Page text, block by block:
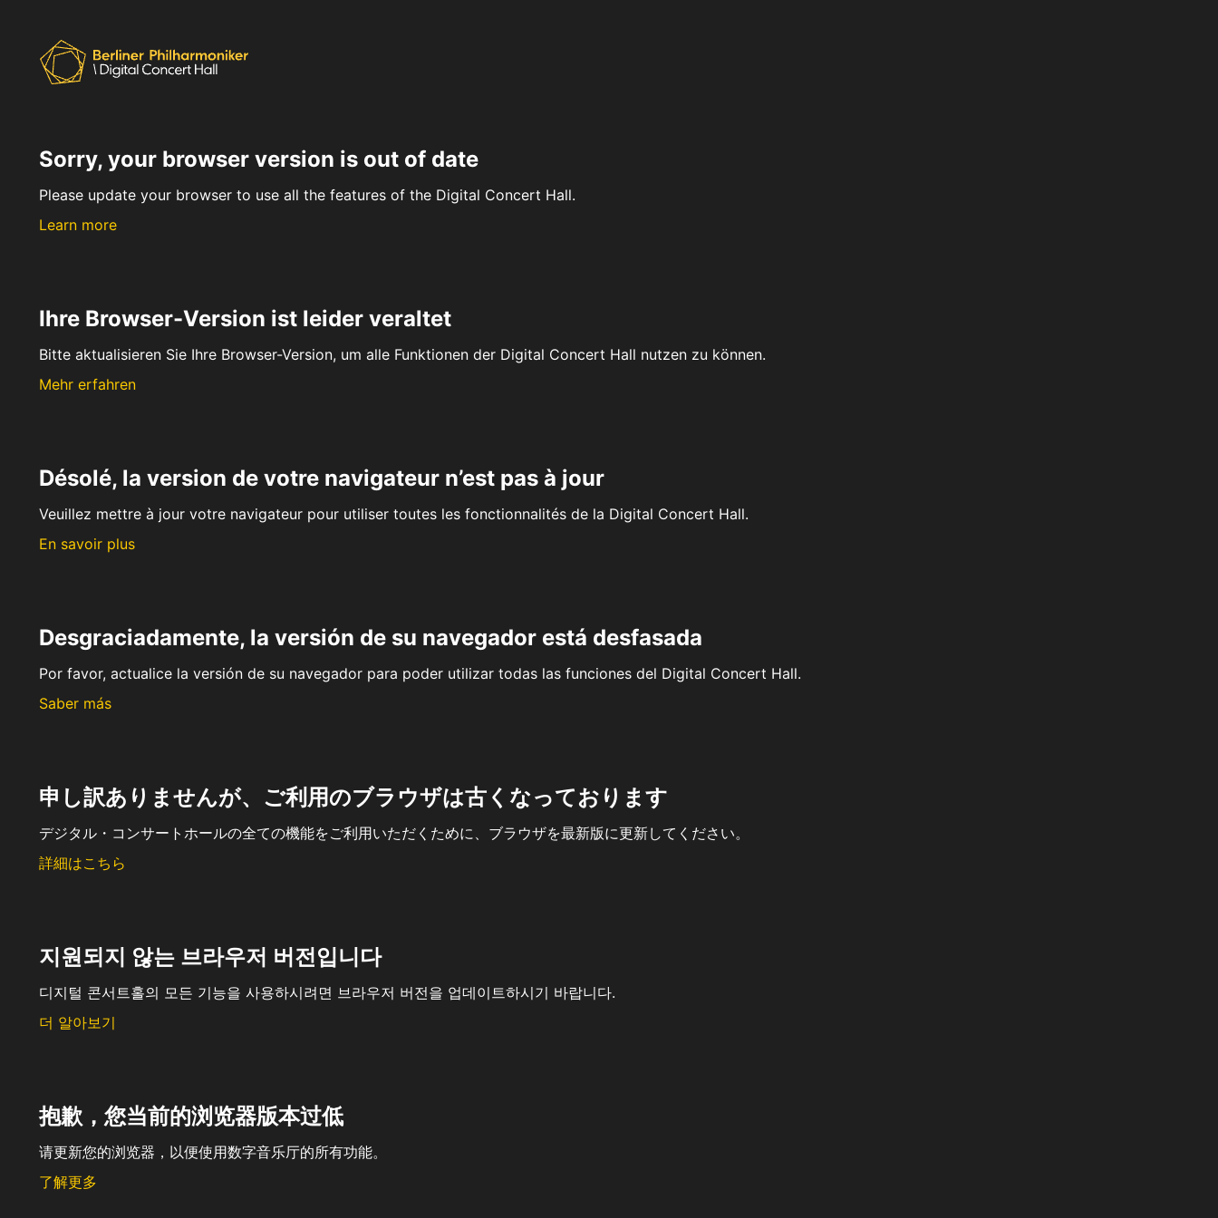
Sorry, your browser version is out of date
Please update your browser to use all the features of the Digital Concert Hall.
Learn more
Ihre Browser-Version ist leider veraltet
Bitte aktualisieren Sie Ihre Browser-Version, um alle Funktionen der Digital Concert Hall nutzen zu können.
Mehr erfahren
Désolé, la version de votre navigateur n’est pas à jour
Veuillez mettre à jour votre navigateur pour utiliser toutes les fonctionnalités de la Digital Concert Hall.
En savoir plus
Desgraciadamente, la versión de su navegador está desfasada
Por favor, actualice la versión de su navegador para poder utilizar todas las funciones del Digital Concert Hall.
Saber más
申し訳ありませんが、ご利用のブラウザは古くなっております
デジタル・コンサートホールの全ての機能をご利用いただくために、ブラウザを最新版に更新してください。
詳細はこちら
지원되지 않는 브라우저 버전입니다
디지털 콘서트홀의 모든 기능을 사용하시려면 브라우저 버전을 업데이트하시기 바랍니다.
더 알아보기
抱歉，您当前的浏览器版本过低
请更新您的浏览器，以便使用数字音乐厅的所有功能。
了解更多